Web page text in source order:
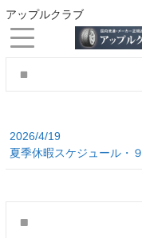
アップルクラブ
2026/4/19
夏季休暇スケジュール・